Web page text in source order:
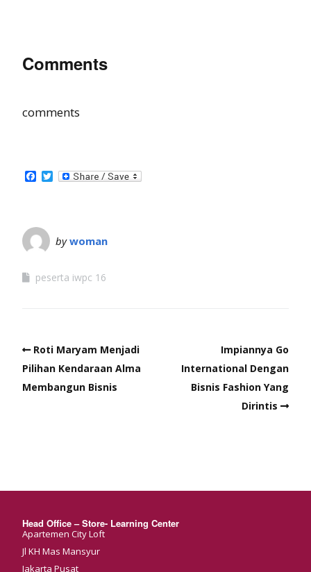
Comments
comments
Facebook
Twitter
bywoman
peserta iwpc 16
Roti Maryam Menjadi
Pilihan Kendaraan Alma
Membangun Bisnis
Impiannya Go
International Dengan
Bisnis Fashion Yang
Dirintis
Head Office – Store- Learning Center
Apartemen City Loft
Jl KH Mas Mansyur
Jakarta Pusat